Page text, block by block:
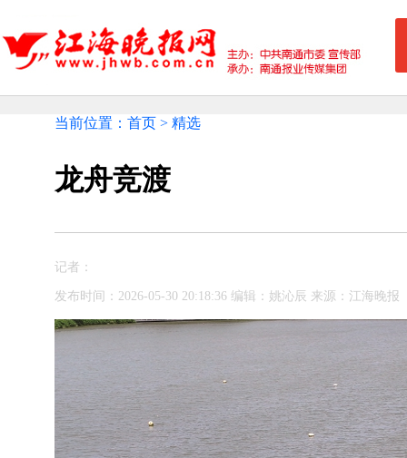
当前位置：首页 > 精选
龙舟竞渡
记者：
发布时间：2026-05-30 20:18:36 编辑：姚沁辰 来源：江海晚报